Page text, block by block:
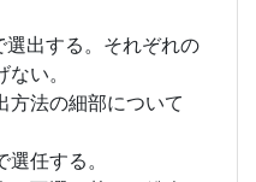
出する。それぞれの
い。
方法の細部について
任する。